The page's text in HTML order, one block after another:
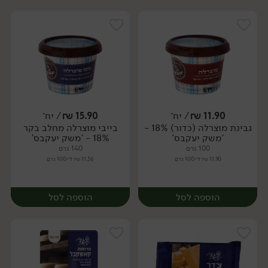
יח׳ יח׳
11.90
₪/ יח׳
גבינת מוצרלה (כדור) 18% -
'משק יעקבס'
100 גרם
11.90 ₪ ל-100 גרם
הוספה לסל
15.90
₪/ יח׳
בייבי מוצרלה מחלב בקר
18% - 'משק יעקבס'
140 גרם
11.36 ₪ ל-100 גרם
הוספה לסל